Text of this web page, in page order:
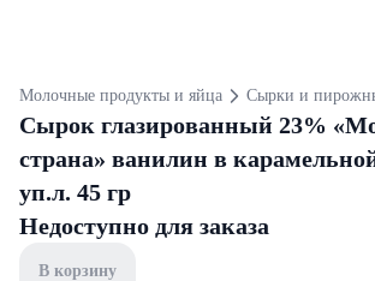
Молочные продукты и яйца Сырки и
Сырок глазированный 23%
страна» ванилин в
уп.л. 45 гр
Недоступно для заказа
В корзину